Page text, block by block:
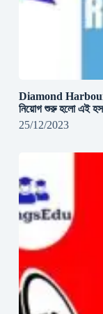
Diamond
নিয়োগ শুরু হলো এই
25/12/2023